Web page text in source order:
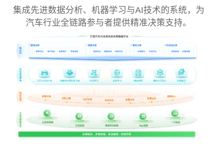
集成先进数据分析、机器学习与AI技术的系统，为
汽车行业全链路参与者提供精准决策支持。